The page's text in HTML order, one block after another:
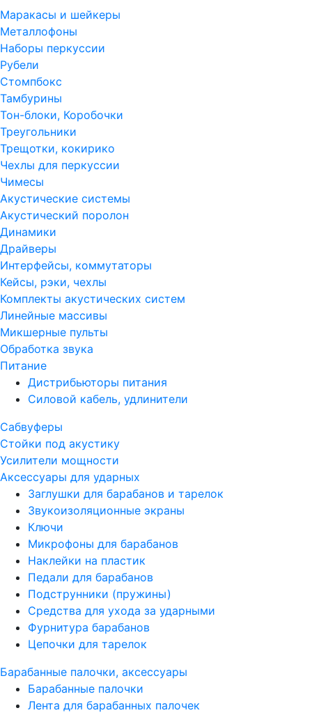
Маракасы и шейкеры
Металлофоны
Наборы перкуссии
Рубели
Стомпбокс
Тамбурины
Тон-блоки, Коробочки
Треугольники
Трещотки, кокирико
Чехлы для перкуссии
Чимесы
Акустические системы
Акустический поролон
Динамики
Драйверы
Интерфейсы, коммутаторы
Кейсы, рэки, чехлы
Комплекты акустических систем
Линейные массивы
Микшерные пульты
Обработка звука
Питание
Дистрибьюторы питания
Силовой кабель, удлинители
Сабвуферы
Стойки под акустику
Усилители мощности
Аксессуары для ударных
Заглушки для барабанов и тарелок
Звукоизоляционные экраны
Ключи
Микрофоны для барабанов
Наклейки на пластик
Педали для барабанов
Подструнники (пружины)
Средства для ухода за ударными
Фурнитура барабанов
Цепочки для тарелок
Барабанные палочки, аксессуары
Барабанные палочки
Лента для барабанных палочек